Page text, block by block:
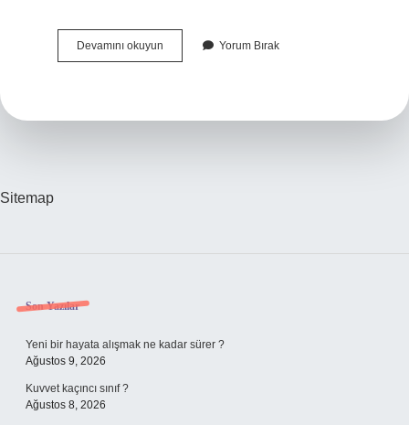
Devamını okuyun
Nedir
Yorum Bırak
Sitemap
Sidebar
Son Yazılar
Yeni bir hayata alışmak ne kadar sürer ?
Ağustos 9, 2026
Kuvvet kaçıncı sınıf ?
Ağustos 8, 2026